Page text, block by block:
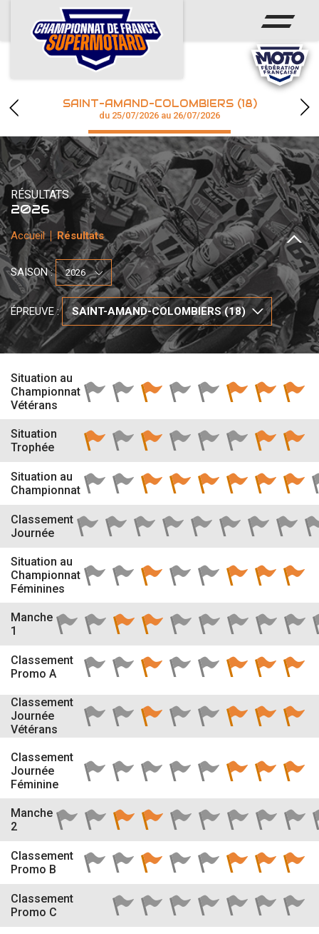
ACCUEIL
ACTUS
CALENDRIER
CHAMPIONNAT
RÉSULTATS
PHOTOS / WEB TV
accéder à la billetterie
SAINT-AMAND-COLOMBIERS (18)
du 25/07/2026 au 26/07/2026
RÉSULTATS
2026
Accueil Résultats
SAISON :
ÉPREUVE :
Situation au
Championnat
Vétérans
Situation
Trophée
Situation au
Championnat
Classement
Journée
Situation au
Championnat
Féminines
Manche
1
Classement
Promo A
Classement
Journée
Vétérans
Classement
Journée
Féminine
Manche
2
Classement
Promo B
Classement
Promo C